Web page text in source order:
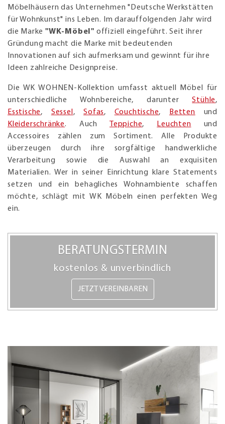
Möbelhäusern das Unternehmen "Deutsche Werkstätten
für Wohnkunst" ins Leben. Im darauffolgenden Jahr wird
die Marke "WK-Möbel" offiziell eingeführt. Seit ihrer
Gründung macht die Marke mit bedeutenden
Innovationen auf sich aufmerksam und gewinnt für ihre
Ideen zahlreiche Designpreise.
Die WK WOHNEN-Kollektion umfasst aktuell Möbel für
unterschiedliche Wohnbereiche, darunterStühle,
Esstische, Sessel ,Sofas, Couchtische, Betten und
Kleiderschränke. Auch Teppiche, Leuchten und
Accessoires zählen zum Sortiment. Alle Produkte
überzeugen durch ihre sorgfältige handwerkliche
Verarbeitung sowie die Auswahl an exquisiten
Materialien. Wer in seiner Einrichtung klare Statements
setzen und ein behagliches Wohnambiente schaffen
möchte, schlägt mit WK Möbeln einen perfekten Weg
ein.
BERATUNGSTERMIN
kostenlos & unverbindlich
JETZT VEREINBAREN